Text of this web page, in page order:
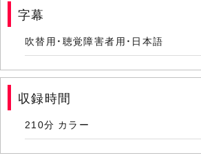
字幕
吹替用・聴覚障害者用・日本語
収録時間
210分 カラー